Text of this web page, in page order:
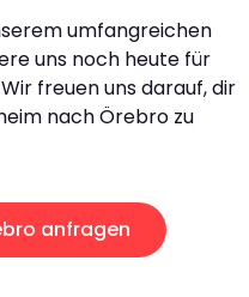
umfangreichen
uns noch heute für
freuen uns darauf, dir
nach Örebro zu
anfragen